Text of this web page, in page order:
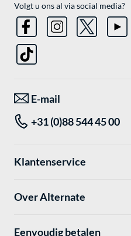
Volgt u ons al via social media?
E-mail
+31 (0)88 544 45 00
Klantenservice
Over Alternate
Eenvoudig betalen